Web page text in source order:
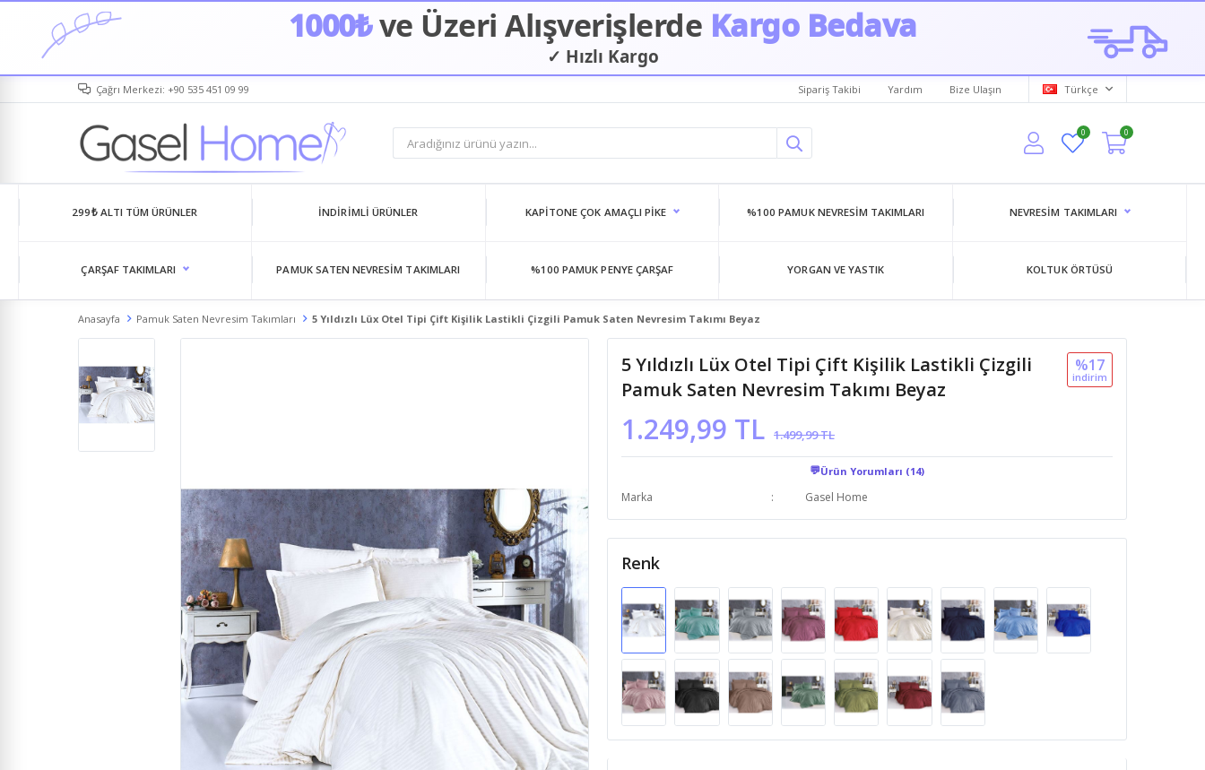
1000₺ve Üzeri Alışverişlerde Kargo Bedava
✓ Hızlı Kargo
Çağrı Merkezi: +90 535 451 09 99 Sipariş Takibi Yardım Bize Ulaşın Türkçe
0 0
299₺ ALTI TÜM ÜRÜNLER İNDIRIMLI ÜRÜNLER KAPITONE ÇOK AMAÇLI PIKE %100 PAMUK NEVRESIM TAKIMLARI NEVRESIM TAKIMLARI
ÇARŞAF TAKIMLARI PAMUK SATEN NEVRESIM TAKIMLARI %100 PAMUK PENYE ÇARŞAF YORGAN VE YASTIK KOLTUK ÖRTÜSÜ
Anasayfa Pamuk Saten Nevresim Takımları 5 Yıldızlı Lüx Otel Tipi Çift Kişilik Lastikli Çizgili Pamuk Saten Nevresim Takımı Beyaz
5 Yıldızlı Lüx Otel Tipi Çift Kişilik Lastikli Çizgili
Pamuk Saten Nevresim Takımı Beyaz
1.249,99 TL 1.499,99 TL
%17
i̇ndi̇ri̇m
💬Ürün Yorumları (14)
Marka Gasel Home
Renk